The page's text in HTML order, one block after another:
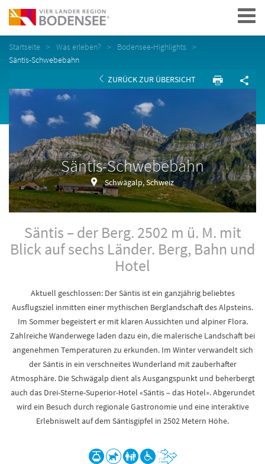
Navigation
Startseite Was erleben?
Bodensee-Highlights
Säntis-Schwebebahn
ZURÜCK ZUR ÜBERSICHT
Säntis-Schwebebahn
Schwägalp, Schweiz
Säntis – der Berg. 2502 m ü. M. mit
Blick auf sechs Länder. Berg, Bahn und
Hotel
Aktuell geschlossen: Der Säntis ist ein ganzjährig beliebtes
Ausflugsziel inmitten einer mythischen Berglandschaft des Alpsteins.
Im Sommer begeistert er mit klaren Aussichten und alpiner Flora.
Zahlreiche Wanderwege laden dazu ein, die malerische Landschaft bei
angenehmen Temperaturen zu erkunden. Im Winter verwandelt sich
der Säntis in ein verschneites Wunderland mit zauberhafter
Atmosphäre. Die Schwägalp dient als Ausgangspunkt und beherbergt
auch das Drei-Sterne-Superior-Hotel «Säntis – das Hotel». Abgerundet
wird ein Besuch durch regionale Gastronomie und eine interaktive
Erlebniswelt auf dem Säntisgipfel in 2502 Metern Höhe.